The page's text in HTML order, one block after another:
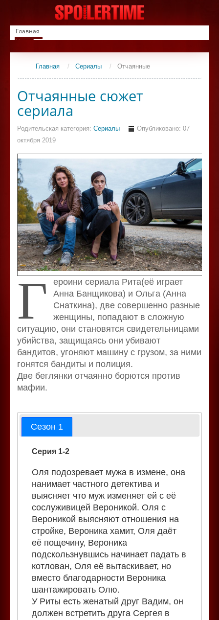
Главная
Новинки
Список фильмов
СериалыГлавная / Сериалы / Отчаянные
Отчаянные сюжет
сериала
Родительская категория: Сериалы
Опубликовано: 07
октября 2019
Г ероини сериала Рита(её играет
Анна Банщикова) и Ольга (Анна
Снаткина), две совершенно разные
женщины, попадают в сложную
ситуацию, они становятся свидетельницами
убийства, защищаясь они убивают
бандитов, угоняют машину с грузом, за ними
гонятся бандиты и полиция.
Две беглянки отчаянно борются против
мафии.
Сезон 1
Серия 1-2
Оля подозревает мужа в измене, она
нанимает частного детектива и
выясняет что муж изменяет ей с её
сослуживицей Вероникой. Оля с
Вероникой выясняют отношения на
стройке, Вероника хамит, Оля даёт
её пощечину, Вероника
подскользнувшись начинает падать в
котлован, Оля её вытаскивает, но
вместо благодарности Вероника
шантажировать Олю.
У Риты есть женатый друг Вадим, он
должен встретить друга Сергея в